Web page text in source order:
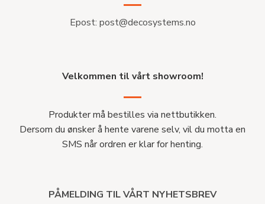
Epost: post@decosystems.no
Velkommen til vårt showroom!
Produkter må bestilles via nettbutikken.
Dersom du ønsker å hente varene selv, vil du motta en
SMS når ordren er klar for henting.
PÅMELDING TIL VÅRT NYHETSBREV